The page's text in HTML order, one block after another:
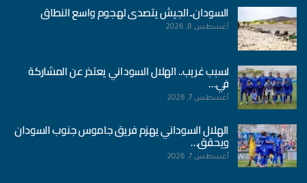
السودان..الجيش يتصدى لهجوم واسع النطاق
أغسطس 8, 2026
لسبب غريب.. الهلال السوداني يعتذر عن المشاركة
في…
أغسطس 7, 2026
الهلال السوداني يهزم فريق جاموس جنوب السودان
ويحقق…
أغسطس 7, 2026